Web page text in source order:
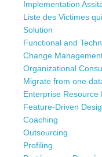
Implementation
Liste des Victimes
Solution
Functional and
Change
Organizational
Migrate from one
Enterprise Resource
Feature-Driven
Coaching
Outsourcing
Profiling